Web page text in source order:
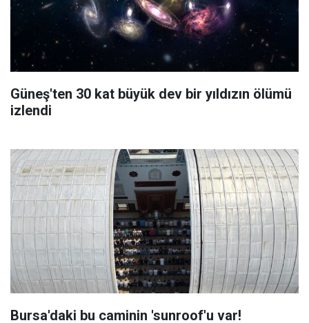
Güneş'ten 30 kat büyük dev bir yıldızın ölümü
izlendi
Bursa'daki bu caminin 'sunroof'u var!